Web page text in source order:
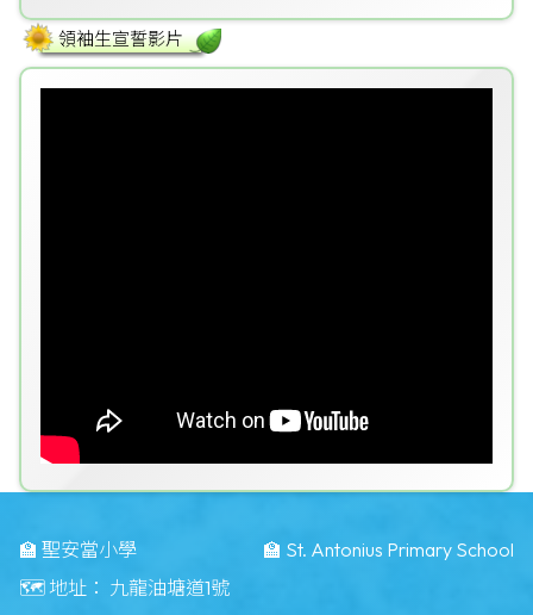
領袖生宣誓影片
🏫 聖安當小學
🏫 St. Antonius Primary School
🗺️ 地址： 九龍油塘道1號